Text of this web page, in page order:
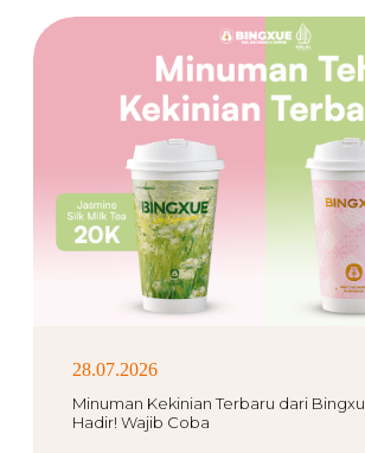
28.07.2026
Minuman Kekinian Terbaru dari
Hadir! Wajib Coba